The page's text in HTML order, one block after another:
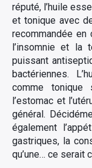
réputé, l’huile
et tonique avec
recommandée
l’insomnie et la
puissant
bactériennes.
comme
l’estomac et
général.
également
gastriques, la
qu’une… ce serait